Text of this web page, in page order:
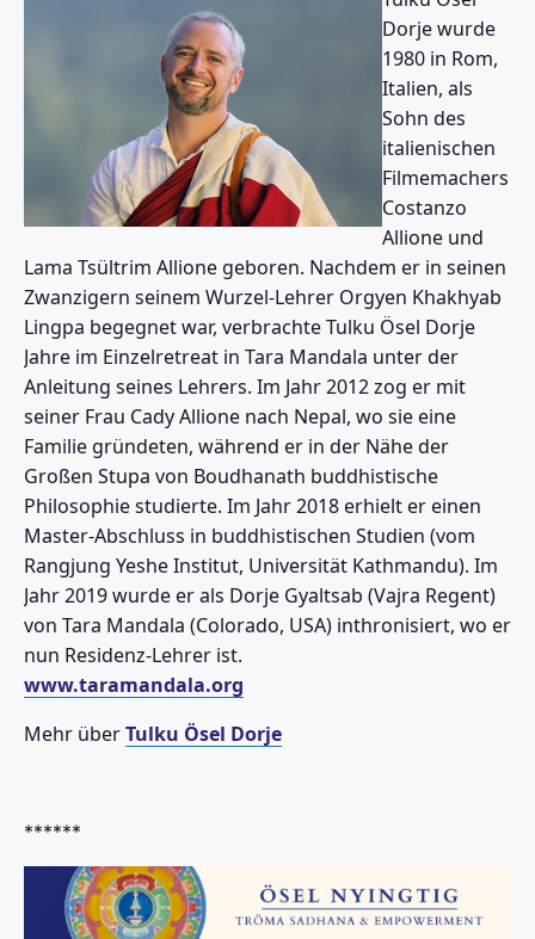
Dorje wurde
1980 in Rom,
Italien, als
Sohn des
italienischen
Filmemachers
Costanzo
Allione und
Lama Tsültrim Allione geboren. Nachdem er in seinen
Zwanzigern seinem Wurzel-Lehrer Orgyen Khakhyab
Lingpa begegnet war, verbrachte Tulku Ösel Dorje
Jahre im Einzelretreat in Tara Mandala unter der
Anleitung seines Lehrers. Im Jahr 2012 zog er mit
seiner Frau Cady Allione nach Nepal, wo sie eine
Familie gründeten, während er in der Nähe der
Großen Stupa von Boudhanath buddhistische
Philosophie studierte. Im Jahr 2018 erhielt er einen
Master-Abschluss in buddhistischen Studien (vom
Rangjung Yeshe Institut, Universität Kathmandu). Im
Jahr 2019 wurde er als Dorje Gyaltsab (Vajra Regent)
von Tara Mandala (Colorado, USA) inthronisiert, wo er
nun Residenz-Lehrer ist.
www.taramandala.org
Mehr überTulku Ösel Dorje
******